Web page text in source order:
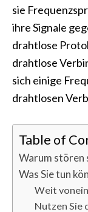
sie
ihre Signale
drahtlose
drahtlose
sich einige
drahtlosen
Table of
Warum stören
Was Sie tun
Weit
Nutzen Sie